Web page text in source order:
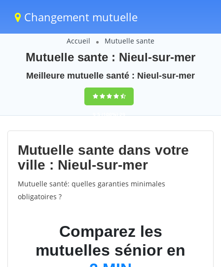
Changement mutuelle
Accueil Mutuelle sante
Mutuelle sante : Nieul-sur-mer
Meilleure mutuelle santé : Nieul-sur-mer
9,5(100%)29
votes
Mutuelle sante dans votre
ville : Nieul-sur-mer
Mutuelle santé: quelles garanties minimales
obligatoires ?